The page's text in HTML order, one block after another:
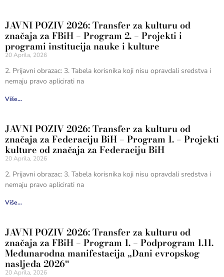
JAVNI POZIV 2026: Transfer za kulturu od
značaja za FBiH – Program 2. – Projekti i
programi institucija nauke i kulture
20 Aprila, 2026
2. Prijavni obrazac: 3. Tabela korisnika koji nisu opravdali sredstva i
nemaju pravo aplicirati na
Više...
JAVNI POZIV 2026: Transfer za kulturu od
značaja za Federaciju BiH – Program 1. – Projekti
kulture od značaja za Federaciju BiH
20 Aprila, 2026
2. Prijavni obrazac: 3. Tabela korisnika koji nisu opravdali sredstva i
nemaju pravo aplicirati na
Više...
JAVNI POZIV 2026: Transfer za kulturu od
značaja za FBiH – Program 1. – Podprogram 1.11.
Međunarodna manifestacija „Dani evropskog
nasljeđa 2026“
20 Aprila, 2026